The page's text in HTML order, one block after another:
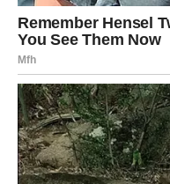
Teret polako
Pred vama su važni